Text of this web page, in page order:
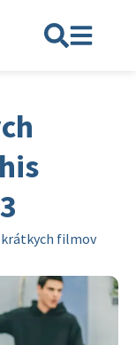
krátkych filmov